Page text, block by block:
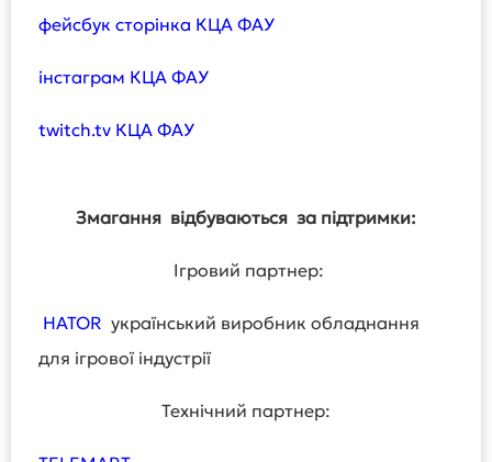
фейсбук сторінка КЦА ФАУ
інстаграм КЦА ФАУ
twitch.tv КЦА ФАУ
Змагання відбуваються за підтримки:
Ігровий партнер:
HATOR український виробник обладнання
для ігрової індустрії
Технічний партнер: